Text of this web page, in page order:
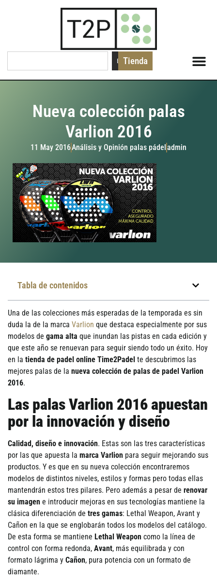
Buscar
Tienda
Nueva colección palas
Varlion 2016
11 May 2016Análisis y Opinión palas pádeladmin
Tabla de contenidos
Una de las colecciones más esperadas de la temporada es sin
duda la de la marca Varlion que destaca especialmente por sus
modelos de gama alta que inundan las pistas en cada edición y
que este año se renuevan para seguir siendo todo un éxito. Hoy
en la tienda de padel online Time2Padel te descubrimos las
mejores palas de la nueva colección de palas de padel Varlion
2016.
Las palas Varlion 2016 apuestan
por la innovación y diseño
Calidad, diseño e innovación. Estas son las tres caracterí­sticas
por las que apuesta la marca Varlion para seguir mejorando sus
productos. Y es que en su nueva colección encontraremos
modelos de distintos niveles, estilos y formas pero todas ellas
mantendrán estos tres pilares. Pero además a pesar de renovar
su imagen e introducir mejoras en sus tecnologí­as mantiene la
clásica diferenciación de tres gamas: Lethal Weapon, Avant y
Cañon en la que se englobarán todos los modelos del catálogo.
De esta forma se mantiene Lethal Weapon como la lí­nea de
control con forma redonda, Avant, más equilibrada y con
formato lágrima y Cañon, pura potencia con un formato de
diamante.